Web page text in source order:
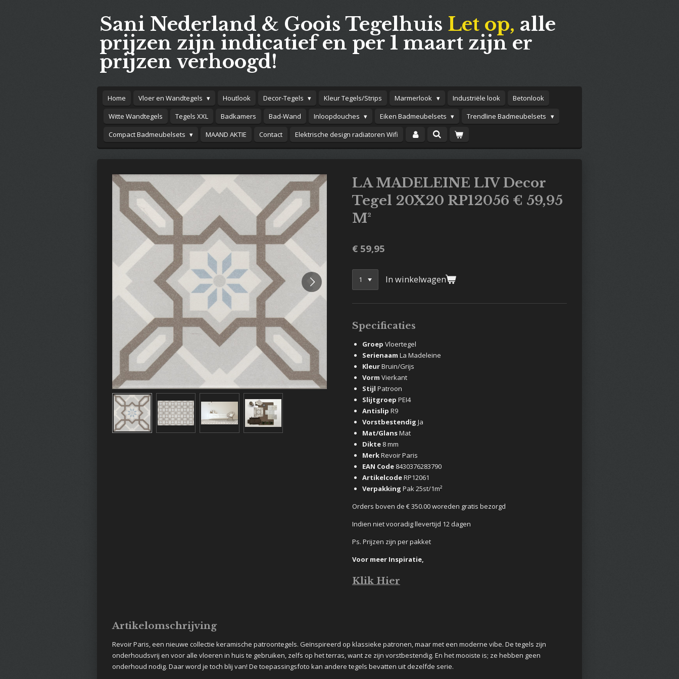
Sani Nederland & Goois Tegelhuis Let op, alle
prijzen zijn indicatief en per 1 maart zijn er
prijzen verhoogd!
Home Vloer en Wandtegels Houtlook Decor-Tegels Kleur Tegels/Strips Marmerlook Industriële look
Betonlook
Witte Wandtegels
Tegels XXL Badkamers Bad-Wand Inloopdouches Eiken Badmeubelsets
Trendline Badmeubelsets
Compact Badmeubelsets
MAAND AKTIE Contact Elektrische design radiatoren Wifi
LA MADELEINE LIV Decor
Tegel 20X20 RP12056 € 59,95
M²
€ 59,95
In winkelwagen
Specificaties
Groep Vloertegel
Serienaam La Madeleine
KleurBruin/Grijs
Vorm Vierkant
Stijl Patroon
Slijtgroep PEI4
Antislip R9
Vorstbestendig Ja
Mat/GlansMat
Dikte 8 mm
MerkRevoir Paris
EAN Code 8430376283790
ArtikelcodeRP12061
Verpakking Pak 25st/1m²
Orders boven de € 350.00 woreden gratis bezorgd
Indien niet vooradig llevertijd 12 dagen
Ps. Prijzen zijn per pakket
Voor meer Inspiratie,
Klik Hier
Artikelomschrijving
Revoir Paris, een nieuwe collectie keramische patroontegels. Geïnspireerd op klassieke patronen, maar met een moderne vibe. De tegels zijn
onderhoudsvrij en voor alle vloeren in huis te gebruiken, zelfs op het terras, want ze zijn vorstbestendig. En het mooiste is; ze hebben geen
onderhoud nodig. Daar word je toch blij van! De toepassingsfoto kan andere tegels bevatten uit dezelfde serie.